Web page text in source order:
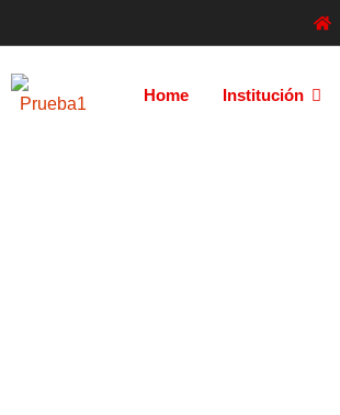
Home Institución